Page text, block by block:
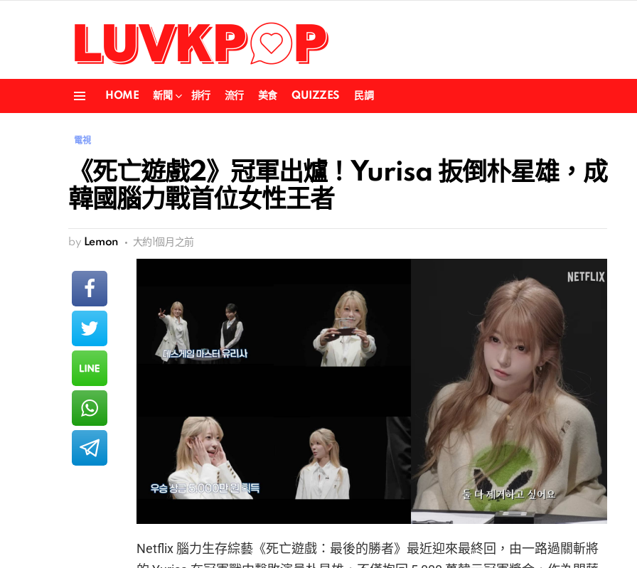
HOME 新聞 排行 流行 美食 QUIZZES 民調
電視
《死亡遊戲2》冠軍出爐！Yurisa 扳倒朴星雄，成
韓國腦力戰首位女性王者
by Lemon 大約1個月之前
Netflix 腦力生存綜藝《死亡遊戲：最後的勝者》最近迎來最終回，由一路過關斬將